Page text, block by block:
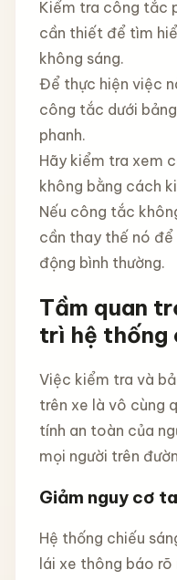
Kiểm tra công tắc
cần thiết để tìm
không sáng.
Để thực hiện việc
công tắc dưới
phanh.
Hãy kiểm tra xem
không bằng cách
Nếu công tắc
cần thay thế nó
động bình thường.
Tầm quan
trì hệ thống
Việc kiểm tra và
trên xe là vô cùng
tính an toàn của
mọi người trên
Giảm nguy cơ
Hệ thống chiếu
lái xe thông báo rõ